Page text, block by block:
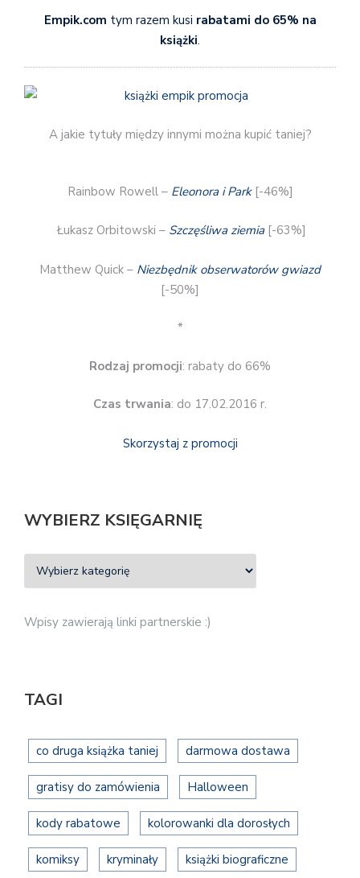
Empik.com tym razem kusi rabatami do 65% na
książki.
A jakie tytuły między innymi można kupić taniej?
Rainbow Rowell – Eleonora i Park[-46%]
Łukasz Orbitowski – Szczęśliwa ziemia[-63%]
Matthew Quick – Niezbędnik obserwatorów gwiazd
[-50%]
*
Rodzaj promocji: rabaty do 66%
Czas trwania: do 17.02.2016 r.
Skorzystaj z promocji
WYBIERZ KSIĘGARNIĘ
Wpisy zawierają linki partnerskie :)
TAGI
co druga książka taniej darmowa dostawa
gratisy do zamówienia Halloween
kody rabatowe kolorowanki dla dorosłych
komiksy kryminały książki biograficzne